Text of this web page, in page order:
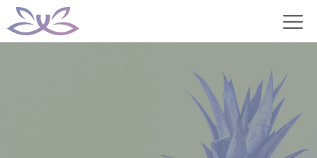
Přeskočit
na